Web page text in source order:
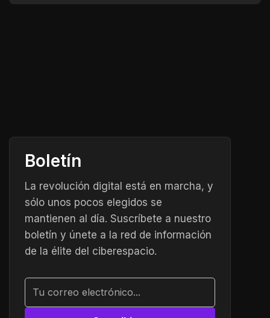
Boletín
La revolución digital está en marcha, y
sólo unos pocos elegidos se
mantienen al día. Suscríbete a nuestro
boletín y únete a la red de información
de la élite del ciberespacio.